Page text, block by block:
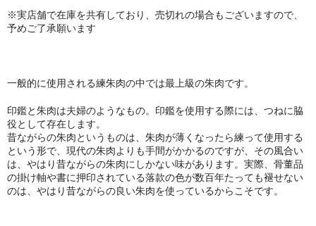
※実店舗で在庫を共有しており、売切れの場合もございますので、
予めご了承願います
一般的に使用される練朱肉の中では最上級の朱肉です。
印鑑と朱肉は夫婦のようなもの。印鑑を使用する際には、つねに脇
役として存在します。
昔ながらの朱肉というものは、朱肉が薄くなったら練って使用する
という形で、現代の朱肉よりも手間がかかるのですが、その風合い
は、やはり昔ながらの朱肉にしかない味があります。実際、骨董品
の掛け軸や書に押印されている落款の色が数百年たっても褪せない
のは、やはり昔ながらの良い朱肉を使っているからこそです。